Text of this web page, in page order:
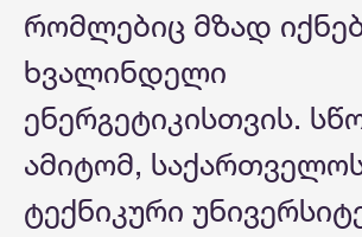
რომლებიც მზად
ხვალინდელი
ენერგეტიკისთვის.
ამიტომ,
ტექნიკური